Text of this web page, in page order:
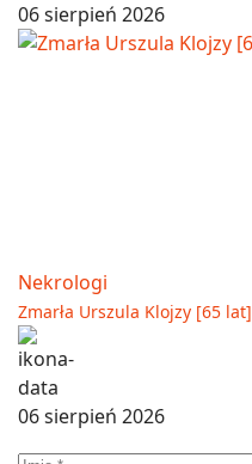
06 sierpień 2026
Nekrologi
Zmarła Urszula Klojzy [65 lat]
06 sierpień 2026